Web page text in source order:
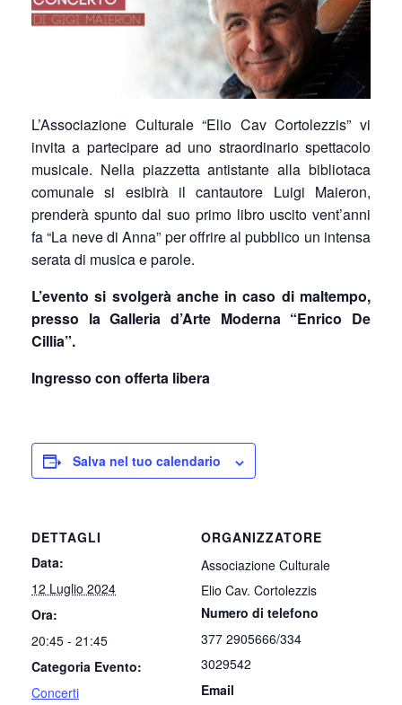
L’Associazione Culturale “Elio Cav Cortolezzis” vi
invita a partecipare ad uno straordinario spettacolo
musicale. Nella piazzetta antistante alla bibliotaca
comunale si esibirà il cantautore Luigi Maieron,
prenderà spunto dal suo primo libro uscito vent’anni
fa “La neve di Anna” per offrire al pubblico un intensa
serata di musica e parole.
L’evento si svolgerà anche in caso di maltempo,
presso la Galleria d’Arte Moderna “Enrico De
Cillia”.
Ingresso con offerta libera
Salva nel tuo calendario
DETTAGLI
Data:
12 Luglio 2024
Ora:
20:45 - 21:45
Categoria Evento:
Concerti
ORGANIZZATORE
Associazione Culturale
Elio Cav. Cortolezzis
Numero di telefono
377 2905666/334
3029542
Email